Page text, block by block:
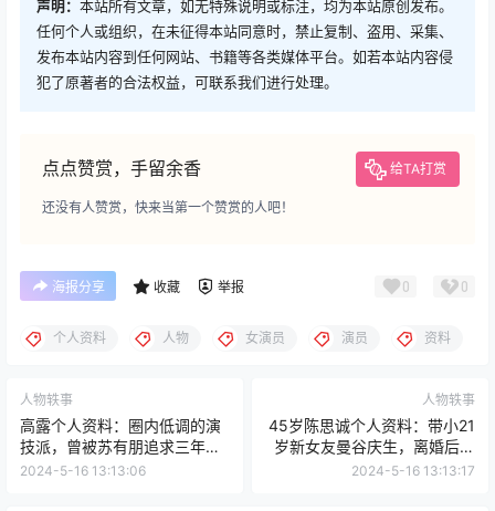
声明： 本站所有文章，如无特殊说明或标注，均为本站原创发布。
任何个人或组织，在未征得本站同意时，禁止复制、盗用、采集、
发布本站内容到任何网站、书籍等各类媒体平台。如若本站内容侵
犯了原著者的合法权益，可联系我们进行处理。
点点赞赏，手留余香 给TA打赏
还没有人赞赏，快来当第一个赞赏的人吧！
海报分享 收藏 举报 0 0
个人资料 人物 女演员 演员 资料
人物轶事
高露个人资料：圈内低调的演
技派，曾被苏有朋追求三年，
今靠两部剧大火
2024-5-16 13:13:06
人物轶事
45岁陈思诚个人资料：带小21
岁新女友曼谷庆生，离婚后更
放开要做风流人物
2024-5-16 13:13:17